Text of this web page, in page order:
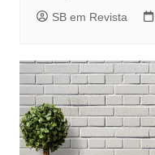
SB em Revista